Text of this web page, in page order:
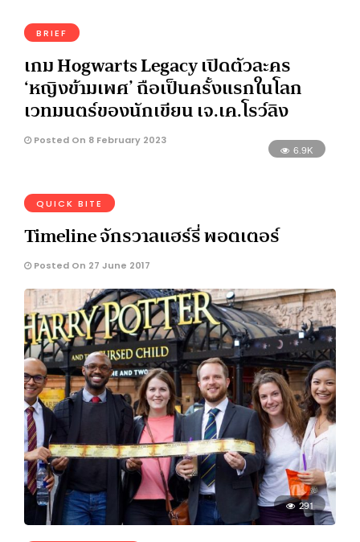
BRIEF
เกม Hogwarts Legacy เปิดตัวละคร
‘หญิงข้ามเพศ’ ถือเป็นครั้งแรกในโลก
เวทมนตร์ของนักเขียน เจ.เค.โรว์ลิง
Posted On 8 February 2023
6.9K
QUICK BITE
Timeline จักรวาลแฮร์รี่ พอตเตอร์
Posted On 27 June 2017
291